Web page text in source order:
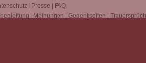
Presse
FAQ
Meinungen Gedenkseiten